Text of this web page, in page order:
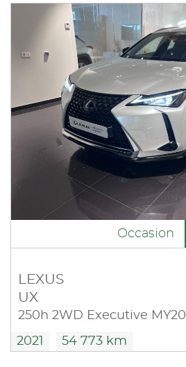
Occasion
LEXUS
UX
250h 2WD Executive MY20
2021 54 773 km